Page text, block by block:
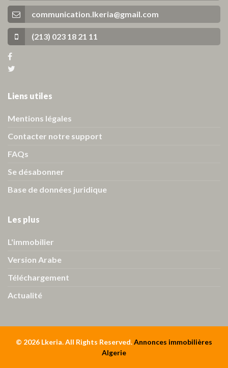
communication.lkeria@gmail.com
(213) 023 18 21 11
Liens utiles
Mentions légales
Contacter notre support
FAQs
Se désabonner
Base de données juridique
Les plus
L'immobilier
Version Arabe
Téléchargement
Actualité
© 2026 Lkeria. All Rights Reserved.Annonces immobilières
Algerie